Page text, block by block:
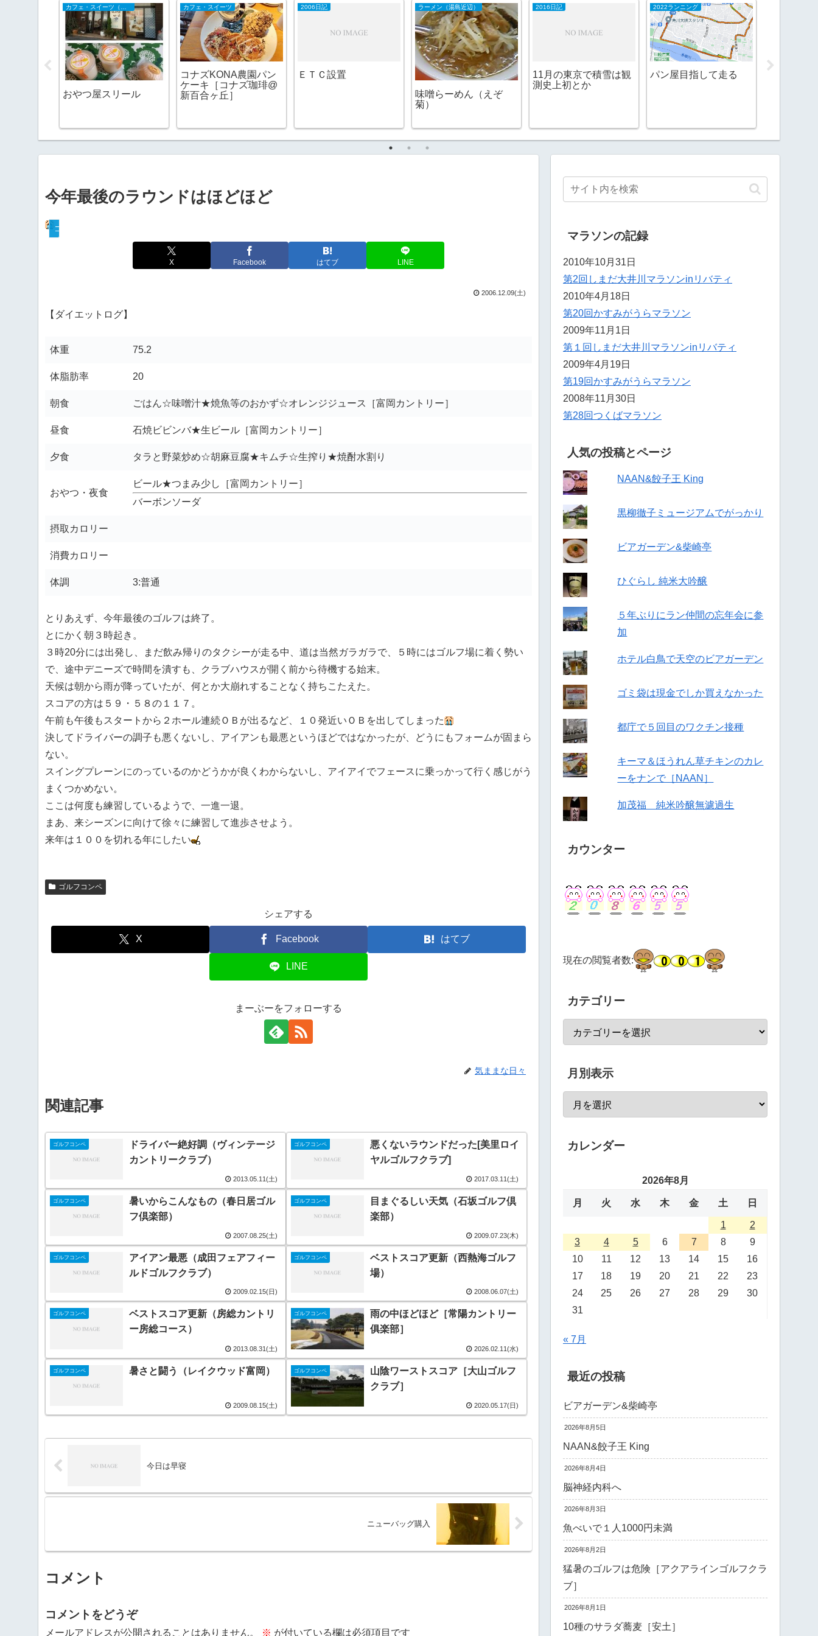
カフェ・スイーツ（山陰）
おやつ屋スリール
カフェ・スイーツ
コナズKONA農園パン
ケーキ［コナズ珈琲@
新百合ヶ丘］
2006日記
ＥＴＣ設置
ラーメン（湯島近辺）
味噌らーめん（えぞ
菊）
2016日記
11月の東京で積雪は観
測史上初とか
2022ランニング
パン屋目指して走る
今年最後のラウンドはほどほど
ゴルフコンペ
X Facebook はてブ LINE
2006.12.09(土)
【ダイエットログ】
体重 75.2
体脂肪率 20
朝食 ごはん☆味噌汁★焼魚等のおかず☆オレンジジュース［富岡カントリー］
昼食 石焼ビビンバ★生ビール［富岡カントリー］
夕食 タラと野菜炒め☆胡麻豆腐★キムチ☆生搾り★焼酎水割り
おやつ・夜食
ビール★つまみ少し［富岡カントリー］
バーボンソーダ
摂取カロリー
消費カロリー
体調 3:普通
とりあえず、今年最後のゴルフは終了。
とにかく朝３時起き。
３時20分には出発し、まだ飲み帰りのタクシーが走る中、道は当然ガラガラで、５時にはゴルフ場に着く勢い
で、途中デニーズで時間を潰すも、クラブハウスが開く前から待機する始末。
天候は朝から雨が降っていたが、何とか大崩れすることなく持ちこたえた。
スコアの方は５９・５８の１１７。
午前も午後もスタートから２ホール連続ＯＢが出るなど、１０発近いＯＢを出してしまった
決してドライバーの調子も悪くないし、アイアンも最悪というほどではなかったが、どうにもフォームが固まら
ない。
スイングプレーンにのっているのかどうかが良くわからないし、アイアイでフェースに乗っかって行く感じがう
まくつかめない。
ここは何度も練習しているようで、一進一退。
まあ、来シーズンに向けて徐々に練習して進歩させよう。
来年は１００を切れる年にしたい
ゴルフコンペ
シェアする
X Facebook はてブ
LINE
まーぶーをフォローする
気ままな日々
関連記事
ゴルフコンペ
ドライバー絶好調（ヴィンテージ
カントリークラブ）
2013.05.11(土)
ゴルフコンペ
悪くないラウンドだった[美里ロイ
ヤルゴルフクラブ]
2017.03.11(土)
ゴルフコンペ
暑いからこんなもの（春日居ゴル
フ倶楽部）
2007.08.25(土)
ゴルフコンペ
目まぐるしい天気（石坂ゴルフ倶
楽部）
2009.07.23(木)
ゴルフコンペ
アイアン最悪（成田フェアフィー
ルドゴルフクラブ）
2009.02.15(日)
ゴルフコンペ
ベストスコア更新（西熱海ゴルフ
場）
2008.06.07(土)
ゴルフコンペ
ベストスコア更新（房総カントリ
ー房総コース）
2013.08.31(土)
ゴルフコンペ
雨の中ほどほど［常陽カントリー
俱楽部］
2026.02.11(水)
ゴルフコンペ 暑さと闘う（レイクウッド富岡）
2009.08.15(土)
ゴルフコンペ
山陰ワーストスコア［大山ゴルフ
クラブ］
2020.05.17(日)
今日は早寝
ニューバッグ購入
コメント
コメントをどうぞ
メールアドレスが公開されることはありません。 ※ が付いている欄は必須項目です
マラソンの記録
2010年10月31日
第2回しまだ大井川マラソンinリバティ
2010年4月18日
第20回かすみがうらマラソン
2009年11月1日
第１回しまだ大井川マラソンinリバティ
2009年4月19日
第19回かすみがうらマラソン
2008年11月30日
第28回つくばマラソン
人気の投稿とページ
NAAN&餃子王 King
黒柳徹子ミュージアムでがっかり
ビアガーデン&柴崎亭
ひぐらし 純米大吟醸
５年ぶりにラン仲間の忘年会に参
加
ホテル白鳥で天空のビアガーデン
ゴミ袋は現金でしか買えなかった
都庁で５回目のワクチン接種
キーマ＆ほうれん草チキンのカレ
ーをナンで［NAAN］
加茂福 純米吟醸無濾過生
カウンター
現在の閲覧者数:
カテゴリー
月別表示
カレンダー
2026年8月
月 火 水 木 金 土 日
1
2
3
4 5 6 7 8
9
10
11 12 13 14 15
16
17
18 19 20 21 22
23
24
25 26 27 28 29
30
31
« 7月
最近の投稿
ビアガーデン&柴崎亭
2026年8月5日
NAAN&餃子王 King
2026年8月4日
脳神経内科へ
2026年8月3日
魚べいで１人1000円未満
2026年8月2日
猛暑のゴルフは危険［アクアラインゴルフクラ
ブ］
2026年8月1日
10種のサラダ蕎麦［安土］